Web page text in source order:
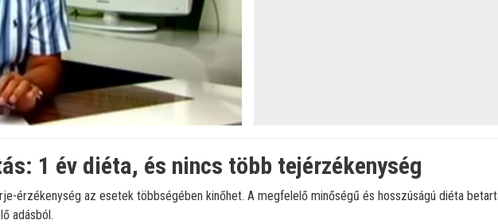
1 év diéta, és nincs több tejérzékenység
érzékenység az esetek többségében kinőhet. A megfelelő minőségű és hosszúságú diéta
adásból.